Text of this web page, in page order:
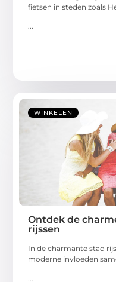
fietsen in steden zoals
...
WINKELEN
Ontdek de
rijssen
In de charmante stad
moderne invloeden